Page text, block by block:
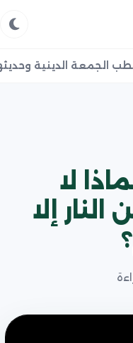
الجمعة الدينية
لا
إلا